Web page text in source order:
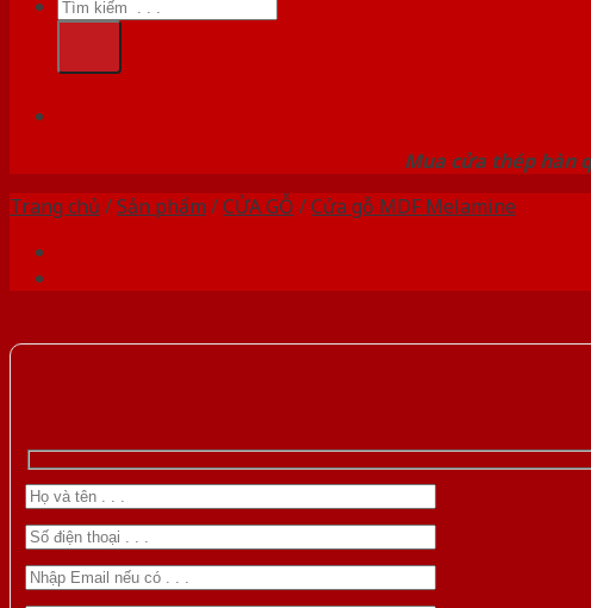
kiếm:
Mua cửa thép hàn
Trang chủ /Sản phẩm /CỬA GỖ /Cửa gỗ MDF Melamine